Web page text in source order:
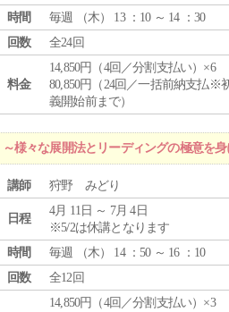
時間
毎週 （木） 13 ：10 ～ 14 ：30
回数
全24回
料金
14,850円（4回／分割支払い）×6
80,850円（24回／一括前納支払※
義開始前まで）
様々な展開法とリーディングの極意を身
講師 狩野 みどり
日程
4月 11日 ～ 7月 4日
※5/2は休講となります
時間
毎週 （木） 14 ：50 ～ 16 ：10
回数
全12回
14,850円（4回／分割支払い）×3